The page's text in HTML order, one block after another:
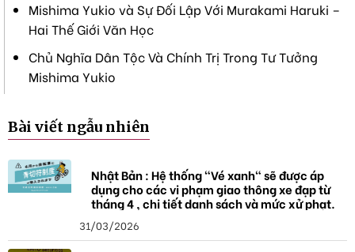
Mishima Yukio và Sự Đối Lập Với Murakami Haruki –
Hai Thế Giới Văn Học
Chủ Nghĩa Dân Tộc Và Chính Trị Trong Tư Tưởng
Mishima Yukio
Bài viết ngẫu nhiên
Nhật Bản : Hệ thống "Vé xanh" sẽ được áp
dụng cho các vi phạm giao thông xe đạp từ
tháng 4 , chi tiết danh sách và mức xử phạt.
31/03/2026